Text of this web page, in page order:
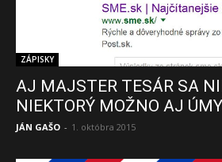
ZÁPISKY
AJ MAJSTER TESÁR SA
NIEKTORÝ MOŽNO AJ
JÁN GAŠO - 1. októbra 2015